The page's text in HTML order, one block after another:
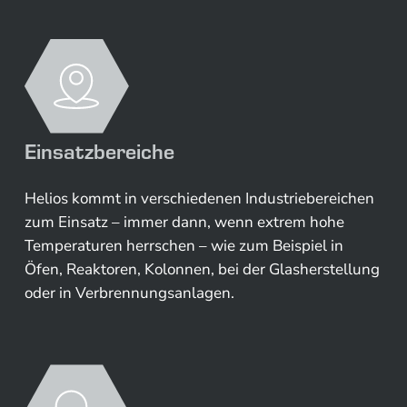
Einsatzbereiche
Helios kommt in verschiedenen Industriebereichen
zum Einsatz – immer dann, wenn extrem hohe
Temperaturen herrschen – wie zum Beispiel in
Öfen, Reaktoren, Kolonnen, bei der Glasherstellung
oder in Verbrennungsanlagen.